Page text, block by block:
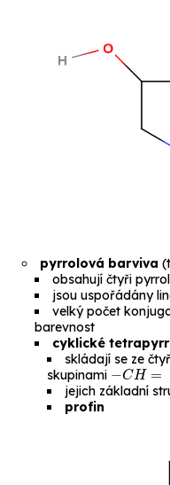
pyrrolová barviva (
obsahují čtyři
jsou uspořádány
velký počet
barevnost
cyklické
skládají se ze
skupinami
−CH=
jejich základní
profin